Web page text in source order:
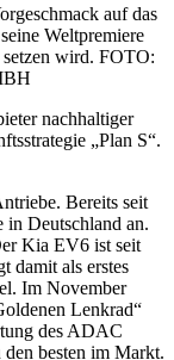
auf das
Weltpremiere
wird. FOTO:
nachhaltiger
„Plan S“.
Bereits seit
in Deutschland an.
Kia EV6 ist seit
damit als erstes
Im November
Lenkrad“
des ADAC
besten im Markt.